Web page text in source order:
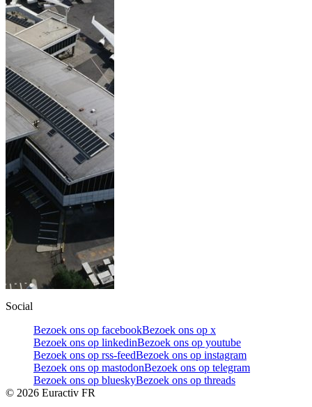
Social
Bezoek ons op facebookBezoek ons op x
Bezoek ons op linkedinBezoek ons op youtube
Bezoek ons op rss-feedBezoek ons op instagram
Bezoek ons op mastodonBezoek ons op telegram
Bezoek ons op blueskyBezoek ons op threads
© 2026 Euractiv FR